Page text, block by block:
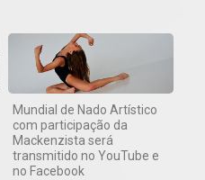
Mundial de Nado Artístico
com participação da
Mackenzista será
transmitido no YouTube e
no Facebook